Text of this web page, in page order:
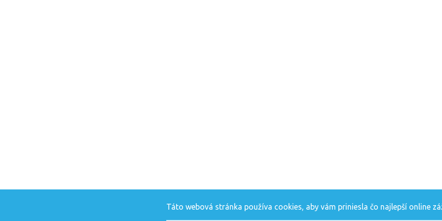
Táto webová stránka používa cookies, aby vám priniesla čo najlepší online